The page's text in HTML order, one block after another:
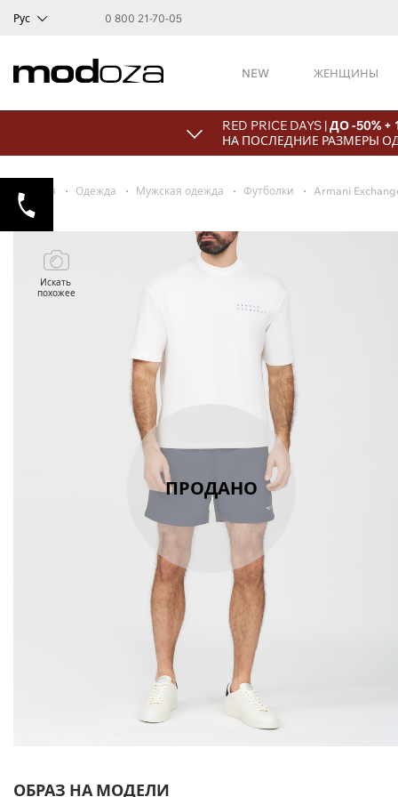
Рус 0 800 21-70-05
NEW ЖЕНЩИНЫ
RED PRICE DAYS |ДО -50%
НА ПОСЛЕДНИЕ РАЗМЕРЫ
Главная Одежда Мужская одежда Футболки Armani
Искать
похожее
ПРОДАНО
ОБРАЗ НА МОДЕЛИ